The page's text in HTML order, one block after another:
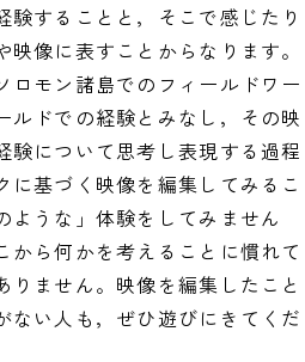
することと，そこで感じたり
像に表すことからなります。
ロモン諸島でのフィールドワー
ルドでの経験とみなし，その映
について思考し表現する過程
基づく映像を編集してみるこ
ような」体験をしてみません
ら何かを考えることに慣れて
ません。映像を編集したこと
ない人も，ぜひ遊びにきてくだ